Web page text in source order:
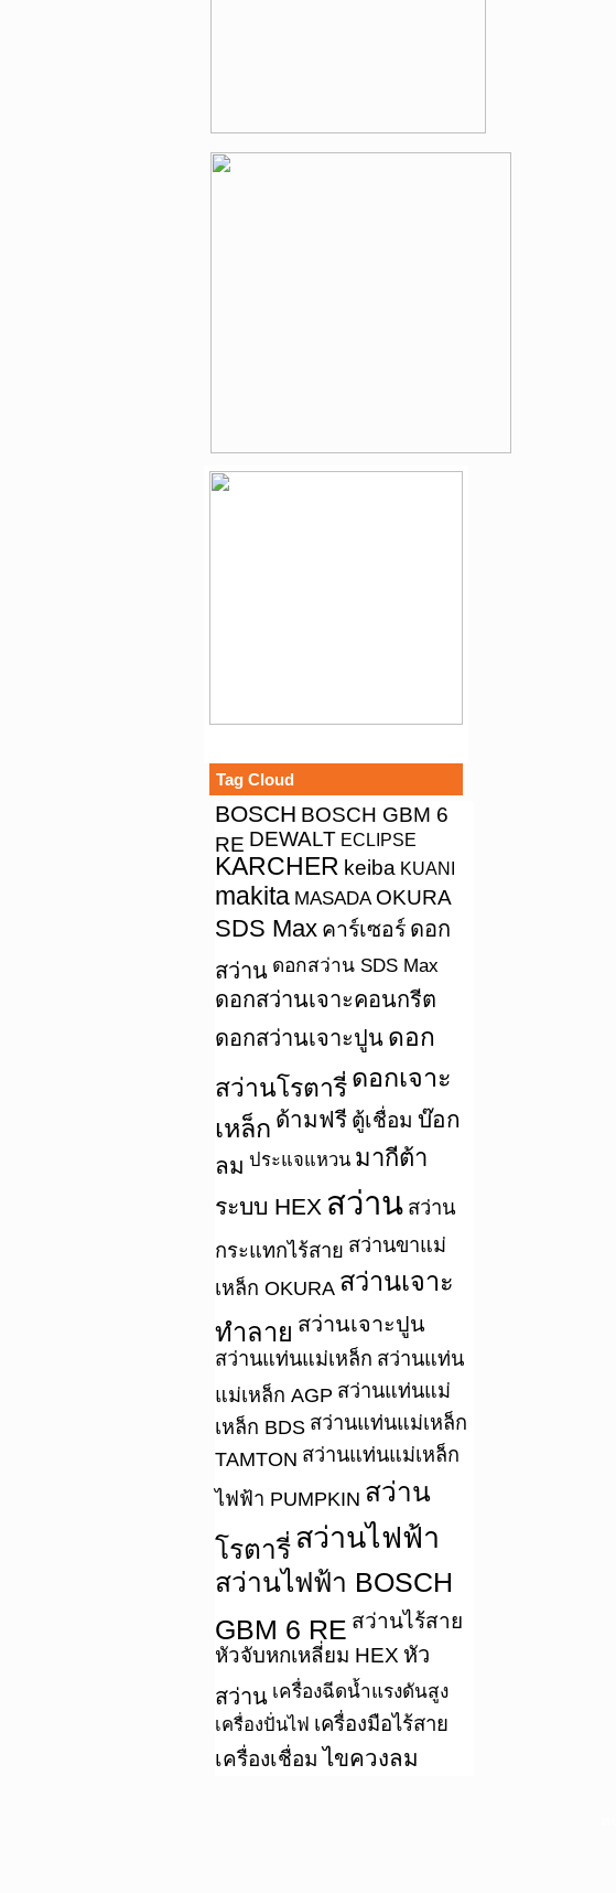
Tag Cloud
BOSCH BOSCH GBM 6
RE DEWALT ECLIPSE
KARCHER keiba KUANI
makita MASADA OKURA
SDS Max คาร์เซอร์ ดอก
สว่าน ดอกสว่าน SDS Max
ดอกสว่านเจาะคอนกรีต
ดอกสว่านเจาะปูน ดอก
สว่านโรตารี่ ดอกเจาะ
เหล็ก ด้ามฟรี ตู้เชื่อม บ๊อก
ลม ประแจแหวน มากีต้า
ระบบ HEX สว่าน สว่าน
กระแทกไร้สาย สว่านขาแม่
เหล็ก OKURA สว่านเจาะ
ทำลาย สว่านเจาะปูน
สว่านแท่นแม่เหล็ก สว่านแท่น
แม่เหล็ก AGP สว่านแท่นแม่
เหล็ก BDS สว่านแท่นแม่เหล็ก
TAMTON สว่านแท่นแม่เหล็ก
ไฟฟ้า PUMPKIN สว่าน
โรตารี่ สว่านไฟฟ้า
สว่านไฟฟ้า BOSCH
GBM 6 RE สว่านไร้สาย
หัวจับหกเหลี่ยม HEX หัว
สว่าน เครื่องฉีดน้ำแรงดันสูง
เครื่องปั่นไฟ เครื่องมือไร้สาย
เครื่องเชื่อม ไขควงลม